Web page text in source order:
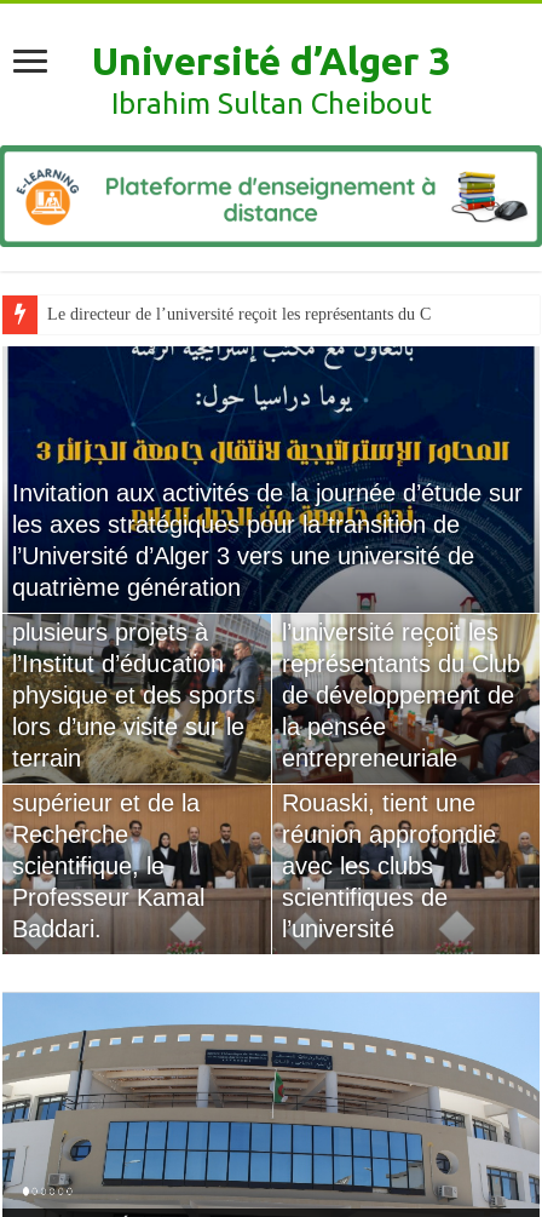
Université d’Alger 3
Ibrahim Sultan Cheibout
Les
Invitation aux activités de la journée d’étude sur
les axes stratégiques pour la transition de
l’Université d’Alger 3 vers une université de
quatrième génération
Le directeur de
l’université inspecte
plusieurs projets à
l’Institut d’éducation
physique et des sports
lors d’une visite sur le
terrain
Le directeur de
l’université reçoit les
représentants du Club
de développement de
la pensée
entrepreneuriale
Les clubs scientifiques
de l’Université d’Alger
3 saluent vivement la
stratégie réformatrice
globale de Son
Excellence le Ministre
de l’Enseignement
supérieur et de la
Recherche
scientifique, le
Professeur Kamal
Baddari.
Le directeur de
l’université, le
professeur Khaled
Rouaski, tient une
réunion approfondie
avec les clubs
scientifiques de
l’université